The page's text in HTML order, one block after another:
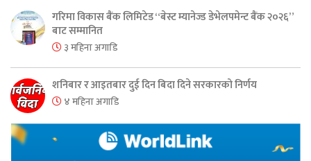
गरिमा विकास बैंक लिमिटेड “बेस्ट म्यानेज्ड डेभेलपमेन्ट बैंक २०२६”
बाट सम्मानित
३ महिना अगाडि
शनिबार र आइतबार दुई दिन बिदा दिने सरकारको निर्णय
४ महिना अगाडि